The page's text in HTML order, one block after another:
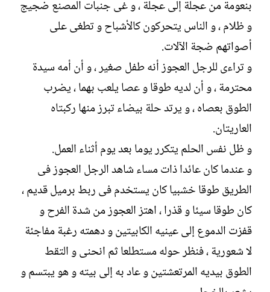
بنعومة من عجلة إلى عجلة ، و غى جنبات المصنع ضجيج
و ظلام ، و الناس يتحركون كالأشباح و تطغى على
أصواتهم ضجة الآلات.
و تراءى للرجل العجوز أنه طفل صغير ، و أن أمه سيدة
محترمة ، و أن لديه طوقا و عصا يلعب بهما ، يضرب
الطوق بعصاه ، و يرتد حلة بيضاء تبرز منها ركبتاه
العاريتان.
و ظل نفس الحلم يتكرر يوما بعد يوم أثناء العمل.
و عندما كان عائدا ذات مساء شاهد الرجل العجوز فى
الطريق طوقا خشبيا كان يستخدم فى ربط برميل قديم ،
كان طوقا سيئا و قذرا ، اهتز العجوز من شدة الفرح و
قفزت الدموع إلى عينيه الكابيتين و دهمته رغبة مفاجئة
لا شعورية ، فنظر حوله مستطلعا ثم انحنى و التقط
الطوق بيديه المرتعشتين و عاد به إلى بيته و هو يبتسم و